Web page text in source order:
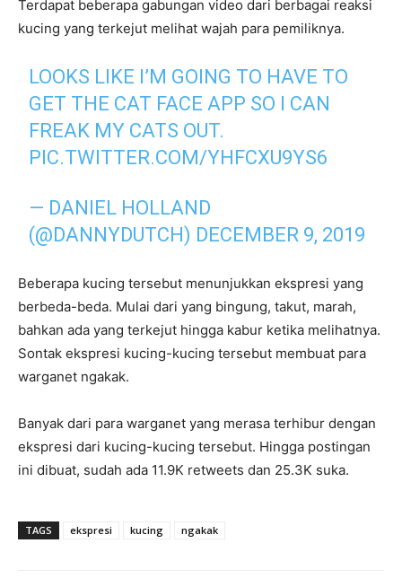
Terdapat beberapa gabungan video dari berbagai reaksi
kucing yang terkejut melihat wajah para pemiliknya.
LOOKS LIKE I’M GOING TO HAVE TO
GET THE CAT FACE APP SO I CAN
FREAK MY CATS OUT.
PIC.TWITTER.COM/YHFCXU9YS6
— DANIEL HOLLAND
(@DANNYDUTCH) DECEMBER 9, 2019
Beberapa kucing tersebut menunjukkan ekspresi yang
berbeda-beda. Mulai dari yang bingung, takut, marah,
bahkan ada yang terkejut hingga kabur ketika melihatnya.
Sontak ekspresi kucing-kucing tersebut membuat para
warganet ngakak.
Banyak dari para warganet yang merasa terhibur dengan
ekspresi dari kucing-kucing tersebut. Hingga postingan
ini dibuat, sudah ada 11.9K retweets dan 25.3K suka.
TAGS ekspresi kucing ngakak